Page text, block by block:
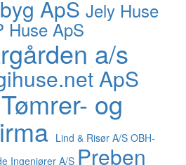
ApS Jely Huse
Huse ApS
a/s
ApS
og
Lind & Risør A/S OBH-
Ingeniører A/S Preben